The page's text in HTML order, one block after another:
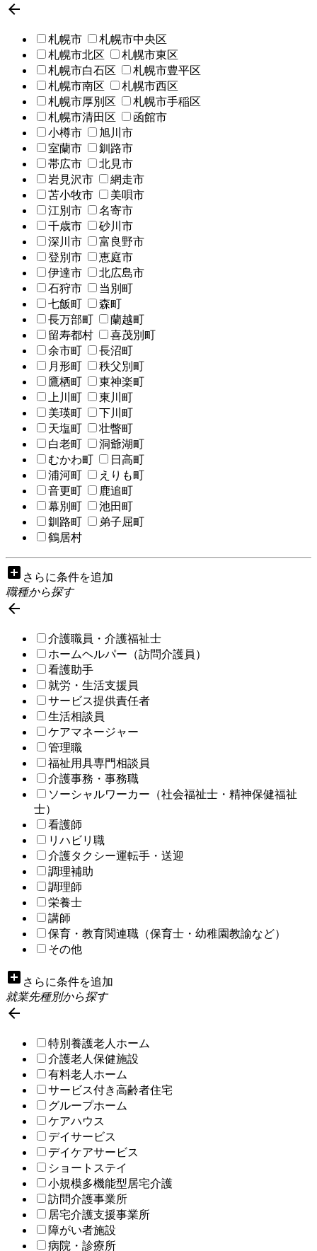

札幌市
札幌市中央区
札幌市北区
札幌市東区
札幌市白石区
札幌市豊平区
札幌市南区
札幌市西区
札幌市厚別区
札幌市手稲区
札幌市清田区
函館市
小樽市
旭川市
室蘭市
釧路市
帯広市
北見市
岩見沢市
網走市
苫小牧市
美唄市
江別市
名寄市
千歳市
砂川市
深川市
富良野市
登別市
恵庭市
伊達市
北広島市
石狩市
当別町
七飯町
森町
長万部町
蘭越町
留寿都村
喜茂別町
余市町
長沼町
月形町
秩父別町
鷹栖町
東神楽町
上川町
東川町
美瑛町
下川町
天塩町
壮瞥町
白老町
洞爺湖町
むかわ町
日高町
浦河町
えりも町
音更町
鹿追町
幕別町
池田町
釧路町
弟子屈町
鶴居村
add_box さらに条件を追加
職種から探す

介護職員・介護福祉士
ホームヘルパー（訪問介護員）
看護助手
就労・生活支援員
サービス提供責任者
生活相談員
ケアマネージャー
管理職
福祉用具専門相談員
介護事務・事務職
ソーシャルワーカー（社会福祉士・精神保健福祉
士）
看護師
リハビリ職
介護タクシー運転手・送迎
調理補助
調理師
栄養士
講師
保育・教育関連職（保育士・幼稚園教諭など）
その他
add_box さらに条件を追加
就業先種別から探す

特別養護老人ホーム
介護老人保健施設
有料老人ホーム
サービス付き高齢者住宅
グループホーム
ケアハウス
デイサービス
デイケアサービス
ショートステイ
小規模多機能型居宅介護
訪問介護事業所
居宅介護支援事業所
障がい者施設
病院・診療所